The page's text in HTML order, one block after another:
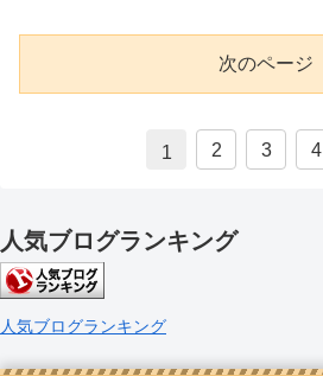
次のページ
1 2 3 4
人気ブログランキング
人気ブログランキング